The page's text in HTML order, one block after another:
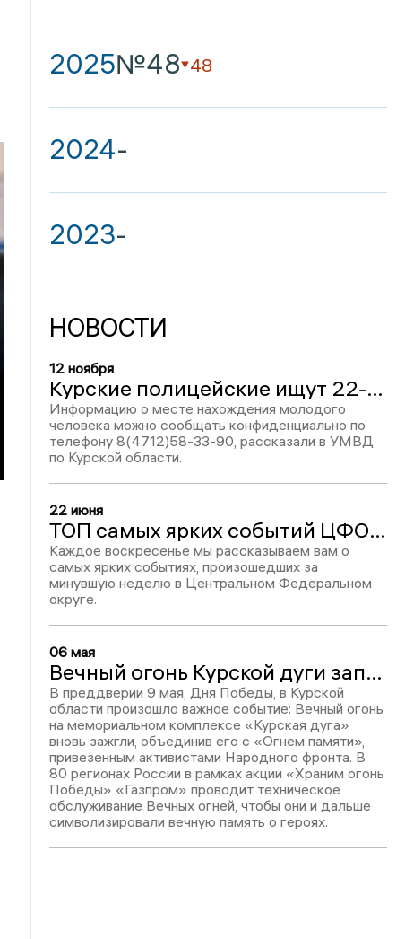
2025№48 48
2024-
2023-
НОВОСТИ
12 ноября
Курские полицейские ищут 22-летнего злоумышленника
Информацию о месте нахождения молодого
человека можно сообщать конфиденциально по
телефону 8(4712)58-33-90, рассказали в УМВД
по Курской области.
22 июня
ТОП самых ярких событий ЦФО: упитанный бобр, мать-убийца, религиозная группа и 100 баллов по ЕГЭ
Каждое воскресенье мы рассказываем вам о
самых ярких событиях, произошедших за
минувшую неделю в Центральном Федеральном
округе.
06 мая
Вечный огонь Курской дуги запылал с новой силой
В преддверии 9 мая, Дня Победы, в Курской
области произошло важное событие: Вечный огонь
на мемориальном комплексе «Курская дуга»
вновь зажгли, объединив его с «Огнем памяти»,
привезенным активистами Народного фронта. В
80 регионах России в рамках акции «Храним огонь
Победы» «Газпром» проводит техническое
обслуживание Вечных огней, чтобы они и дальше
символизировали вечную память о героях.